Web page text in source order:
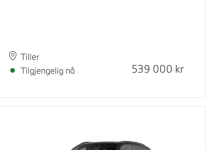
PlassTiller
Leveringstid
Tilgjengelig nå
Kontantpris
539 000 kr